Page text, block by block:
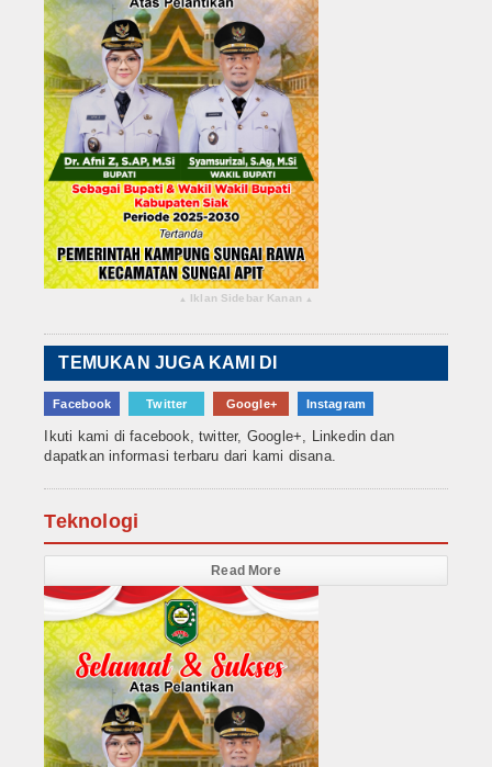
▴ Iklan Sidebar Kanan ▴
TEMUKAN JUGA KAMI DI
Facebook Twitter Google+ Instagram
Ikuti kami di facebook, twitter, Google+, Linkedin dan
dapatkan informasi terbaru dari kami disana.
Teknologi
Read More